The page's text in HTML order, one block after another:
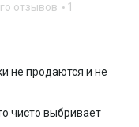
отзывов 1
не продаются и не
чисто выбривает